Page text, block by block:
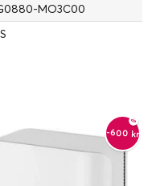
MO3C00
-600 kr